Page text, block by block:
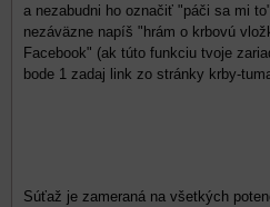
a nezabudni ho označiť "páči sa mi
nezáväzne napíš "hrám o krbovú
Facebook" (ak túto funkciu tvoje
bode 1 zadaj link zo stránky krby-
Súťaž je zameraná na všetkých